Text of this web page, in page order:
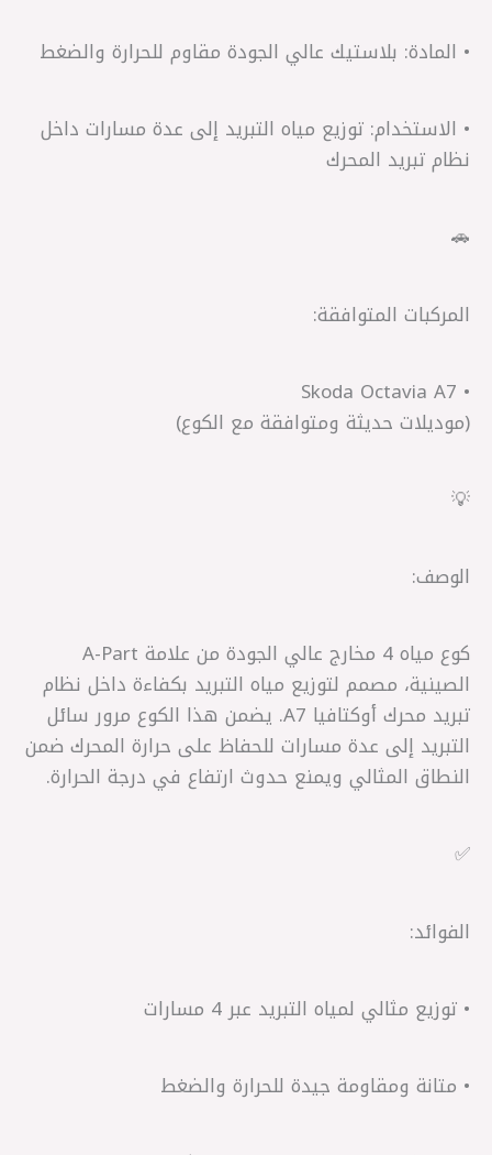
• المادة: بلاستيك عالي الجودة مقاوم للحرارة والضغط
• الاستخدام: توزيع مياه التبريد إلى عدة مسارات داخل
نظام تبريد المحرك
🚗
المركبات المتوافقة:
• Skoda Octavia A7
(موديلات حديثة ومتوافقة مع الكوع)
💡
الوصف:
كوع مياه 4 مخارج عالي الجودة من علامة A-Part
الصينية، مصمم لتوزيع مياه التبريد بكفاءة داخل نظام
تبريد محرك أوكتافيا A7. يضمن هذا الكوع مرور سائل
التبريد إلى عدة مسارات للحفاظ على حرارة المحرك ضمن
النطاق المثالي ويمنع حدوث ارتفاع في درجة الحرارة.
✅
الفوائد:
• توزيع مثالي لمياه التبريد عبر 4 مسارات
• متانة ومقاومة جيدة للحرارة والضغط